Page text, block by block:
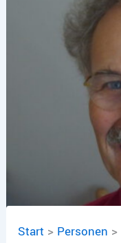
Start Personen